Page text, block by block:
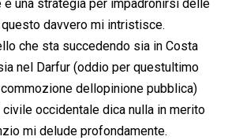
è una strategia per impadronirsi delle
davvero mi intristisce.
che sta succedendo sia in Costa
nel Darfur (oddio per questultimo
dellopinione pubblica)
occidentale dica nulla in merito
mi delude profondamente.